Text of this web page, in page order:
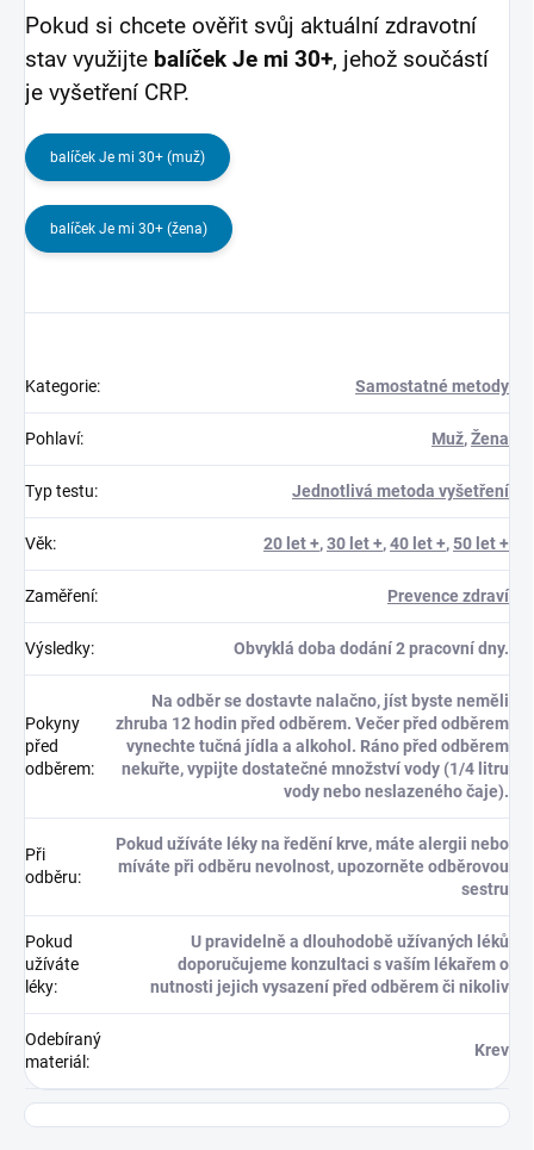
Pokud si chcete ověřit svůj aktuální zdravotní
stav využijte balíček Je mi 30+, jehož součástí
je vyšetření CRP.
balíček Je mi 30+ (muž)
balíček Je mi 30+ (žena)
Kategorie: Samostatné metody
Pohlaví: Muž,Žena
Typ testu: Jednotlivá metoda vyšetření
Věk: 20 let +,30 let +,40 let +,50 let +
Zaměření: Prevence zdraví
Výsledky: Obvyklá doba dodání 2 pracovní dny.
Pokyny
před
odběrem:
Na odběr se dostavte nalačno, jíst byste neměli
zhruba 12 hodin před odběrem. Večer před odběrem
vynechte tučná jídla a alkohol. Ráno před odběrem
nekuřte, vypijte dostatečné množství vody (1/4 litru
vody nebo neslazeného čaje).
Při
odběru:
Pokud užíváte léky na ředění krve, máte alergii nebo
míváte při odběru nevolnost, upozorněte odběrovou
sestru
Pokud
užíváte
léky:
U pravidelně a dlouhodobě užívaných léků
doporučujeme konzultaci s vaším lékařem o
nutnosti jejich vysazení před odběrem či nikoliv
Odebíraný
materiál :
Krev